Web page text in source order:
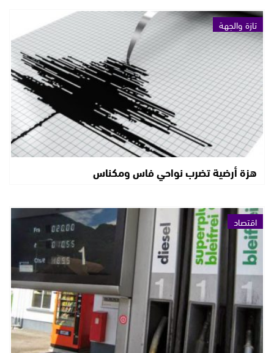
تازة والجهة
هزة أرضية تضرب نواحي فاس ومكناس
اقتصاد